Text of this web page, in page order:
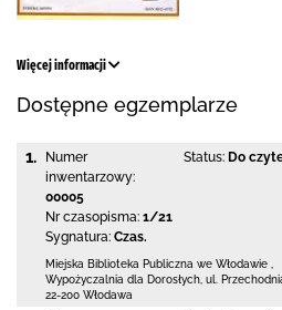
Więcej informacji
Dostępne egzemplarze
1.
Numer
inwentarzowy:
00005
Nr czasopisma: 1/21
Sygnatura: Czas.
Status: Do
Miejska Biblioteka Publiczna we Włodawie
Wypożyczalnia dla Dorosłych, ul.
22-200 Włodawa